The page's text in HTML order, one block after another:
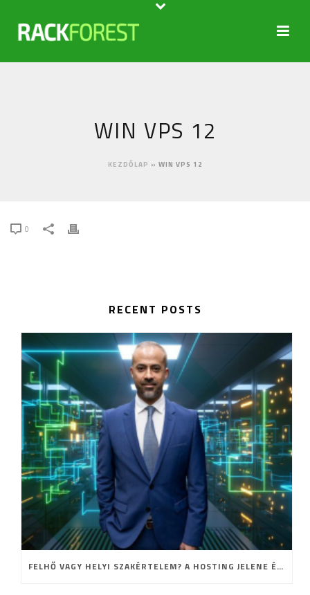
WIN VPS 12
KEZDŐLAP » WIN VPS 12
0
RECENT POSTS
FELHŐ VAGY HELYI SZAKÉRTELEM? A HOSTING JELENE ÉS JÖVŐJE